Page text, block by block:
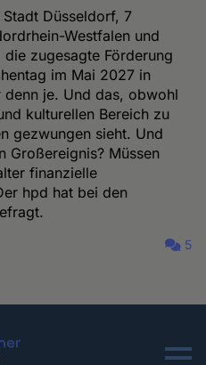
Düsseldorf, 7
Westfalen und
zugesagte Förderung
im Mai 2027 in
je. Und das, obwohl
kulturellen Bereich zu
gezwungen sieht. Und
Großereignis? Müssen
finanzielle
hpd hat bei den
5